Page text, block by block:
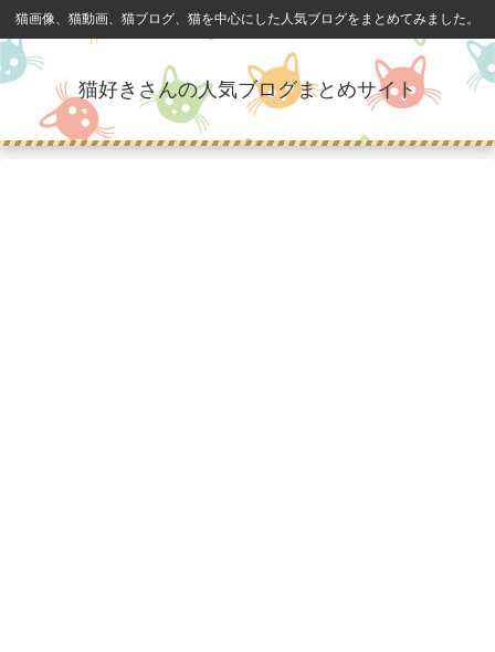
猫画像、猫動画、猫ブログ、猫を中心にした人気ブログをまとめてみました。
猫好きさんの人気ブログまとめサイト